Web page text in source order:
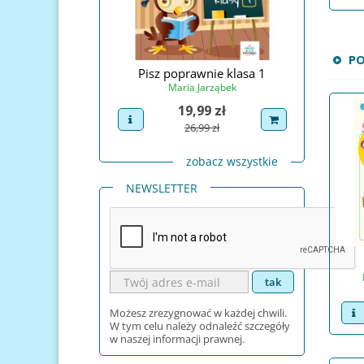
dodaj do koszyka
Pisz poprawnie klasa 1
Maria Jarząbek
view product
Cena
19,99 zł
Cena podstawowa
26,99 zł
dodaj do koszyka
view
zobacz wszystkie
NEWSLETTER
Możesz zrezygnować w każdej chwili.
W tym celu należy odnaleźć szczegóły
w naszej informacji prawnej.